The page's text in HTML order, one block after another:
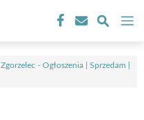
Zgorzelec - Ogłoszenia | Sprzedam |